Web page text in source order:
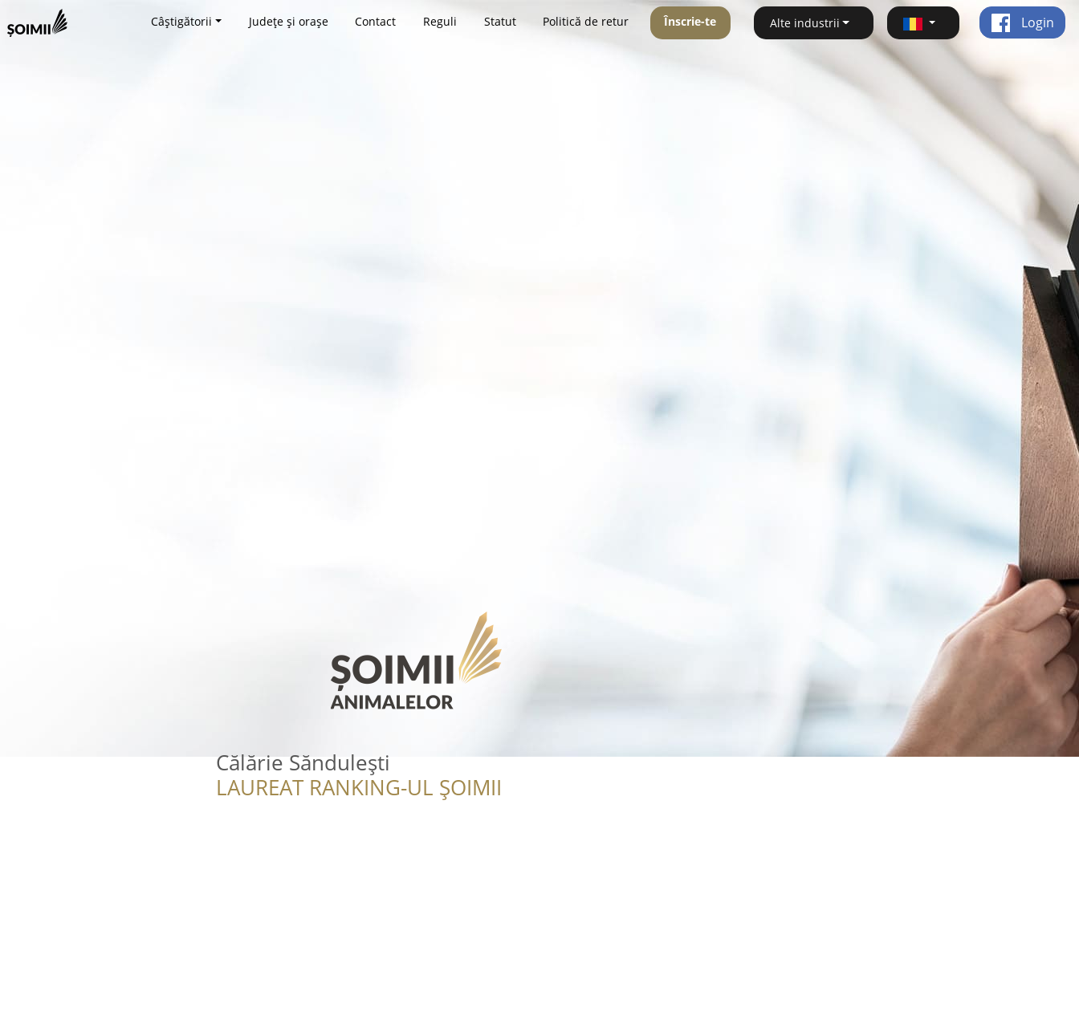
Câștigătorii Județe și orașe Contact Reguli Statut Politică de retur Înscrie-te Alte industrii Login
Călărie Săndulești
LAUREAT RANKING-UL ȘOIMII